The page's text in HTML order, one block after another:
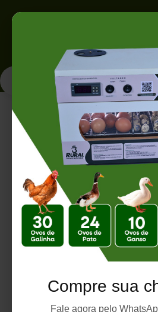
Compre sua
Fale agora pelo
Página Inicial |
Galinha